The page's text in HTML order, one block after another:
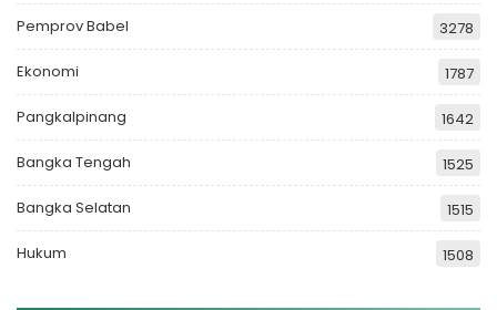
Pemprov Babel 3278
Ekonomi 1787
Pangkalpinang 1642
Bangka Tengah 1525
Bangka Selatan 1515
Hukum 1508